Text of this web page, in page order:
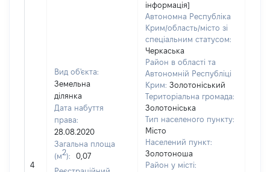
4
Вид об'єкта:
Земельна
ділянка
Дата набуття
права:
28.08.2020
Загальна площа
(м2):
0,07
інформація]
Автономна Республіка
Крим/область/місто зі
спеціальним статусом:
Черкаська
Район в області та
Автономній Республіці
Крим: Золотоніський
Територіальна громада:
Золотоніська
Тип населеного пункту:
Місто
Населений пункт:
Золотоноша
Район у місті: